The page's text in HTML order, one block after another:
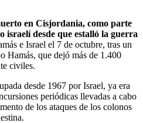
en Cisjordania, como parte
israelí desde que estalló la guerra
e Israel el 7 de octubre, tras un
Hamás, que dejó más de 1.400
civiles.
desde 1967 por Israel, ya era
periódicas llevadas a cabo
de los ataques de los colonos